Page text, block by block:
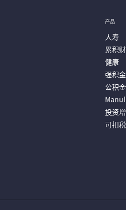
年8月1日起，宏利客户服务中心将
产品
人寿
累积
健康
强积金
公积金
投资
可扣